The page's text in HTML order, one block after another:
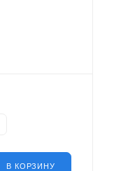
В КОРЗИНУ